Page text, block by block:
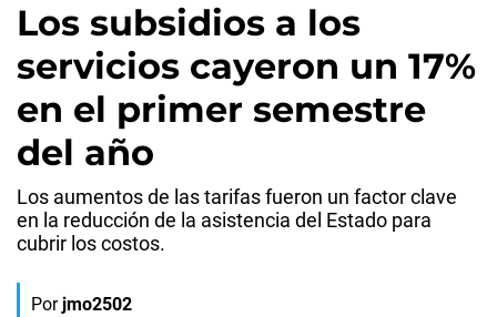
Los subsidios a los
servicios cayeron un 17%
en el primer semestre
del año
Los aumentos de las tarifas fueron un factor clave
en la reducción de la asistencia del Estado para
cubrir los costos.
Por jmo2502